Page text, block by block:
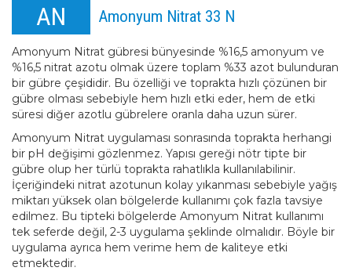
AN Amonyum Nitrat 33 N
Amonyum Nitrat gübresi bünyesinde %16,5 amonyum ve
%16,5 nitrat azotu olmak üzere toplam %33 azot bulunduran
bir gübre çeşididir. Bu özelliği ve toprakta hızlı çözünen bir
gübre olması sebebiyle hem hızlı etki eder, hem de etki
süresi diğer azotlu gübrelere oranla daha uzun sürer.
Amonyum Nitrat uygulaması sonrasında toprakta herhangi
bir pH değişimi gözlenmez. Yapısı gereği nötr tipte bir
gübre olup her türlü toprakta rahatlıkla kullanılabilinir.
İçeriğindeki nitrat azotunun kolay yıkanması sebebiyle yağış
miktarı yüksek olan bölgelerde kullanımı çok fazla tavsiye
edilmez. Bu tipteki bölgelerde Amonyum Nitrat kullanımı
tek seferde değil, 2-3 uygulama şeklinde olmalıdır. Böyle bir
uygulama ayrıca hem verime hem de kaliteye etki
etmektedir.